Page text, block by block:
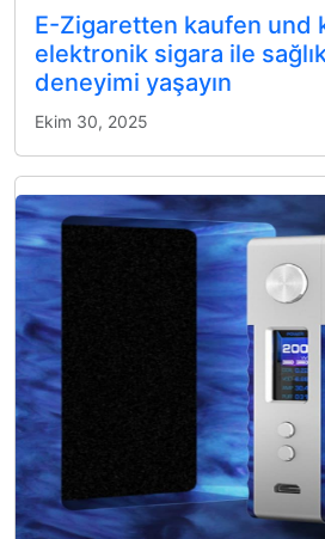
E-Zigaretten kaufen und
elektronik sigara ile
deneyimi yaşayın
Ekim 30, 2025